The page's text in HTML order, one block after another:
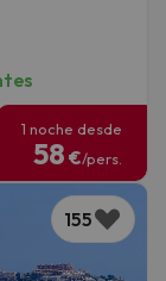
1 noche desde
58 €/pers.
155